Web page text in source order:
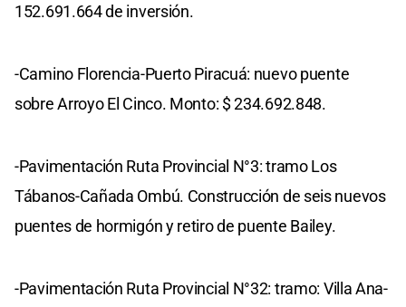
152.691.664 de inversión.
-Camino Florencia-Puerto Piracuá: nuevo puente
sobre Arroyo El Cinco. Monto: $ 234.692.848.
-Pavimentación Ruta Provincial N°3: tramo Los
Tábanos-Cañada Ombú. Construcción de seis nuevos
puentes de hormigón y retiro de puente Bailey.
-Pavimentación Ruta Provincial N°32: tramo: Villa Ana-